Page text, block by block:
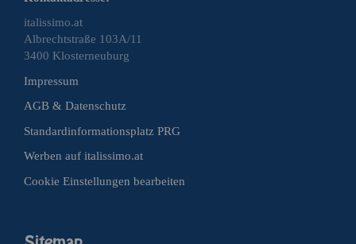
italissimo.at
Albrechtstraße 103A/11
3400 Klosterneuburg
Impressum
AGB & Datenschutz
Standardinformationsplatz PRG
Werben auf italissimo.at
Cookie Einstellungen bearbeiten